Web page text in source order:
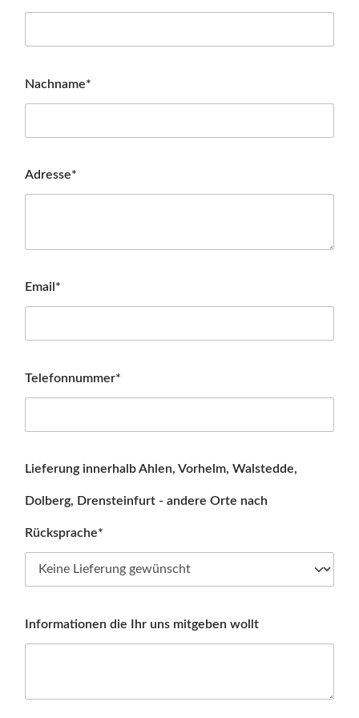
Nachname*
Adresse*
Email*
Telefonnummer*
Lieferung innerhalb Ahlen, Vorhelm, Walstedde,
Dolberg, Drensteinfurt - andere Orte nach
Rücksprache*
Informationen die Ihr uns mitgeben wollt